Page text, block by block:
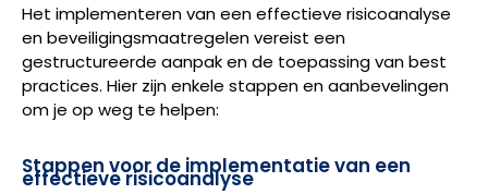
Het implementeren van een effectieve risicoanalyse
en beveiligingsmaatregelen vereist een
gestructureerde aanpak en de toepassing van best
practices. Hier zijn enkele stappen en aanbevelingen
om je op weg te helpen:
Stappen voor de implementatie van een
effectieve risicoanalyse